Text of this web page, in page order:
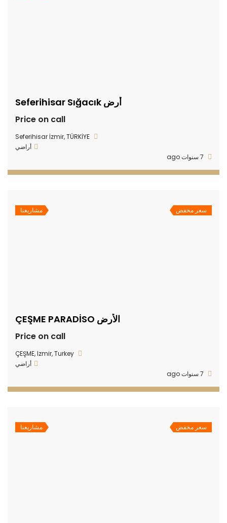
أرض Seferihisar Sığacık
Price on call
Seferihisar İzmir, TÜRKİYE
أراضي
سعر مخفض مشاريعنا
الأرض ÇEŞME PARADİSO
Price on call
ÇEŞME, Izmir, Turkey
أراضي
سعر مخفض مشاريعنا